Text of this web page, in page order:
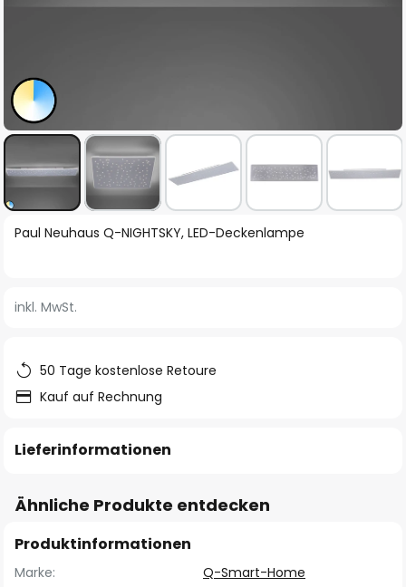
Zum
springen
Paul Neuhaus Q-NIGHTSKY, LED-Deckenlampe
inkl. MwSt.
50 Tage kostenlose Retoure
Kauf auf Rechnung
Lieferinformationen
Ähnliche Produkte entdecken
Produktinformationen
Marke:
Q-Smart-Home